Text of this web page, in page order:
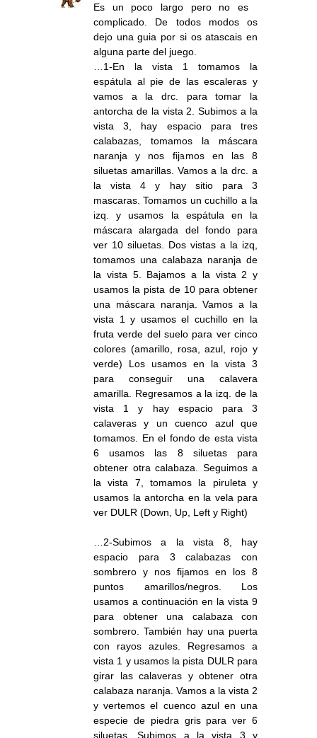
Es un poco largo pero no es
complicado. De todos modos os
dejo una guia por si os atascais en
alguna parte del juego.
…1-En la vista 1 tomamos la
espátula al pie de las escaleras y
vamos a la drc. para tomar la
antorcha de la vista 2. Subimos a la
vista 3, hay espacio para tres
calabazas, tomamos la máscara
naranja y nos fijamos en las 8
siluetas amarillas. Vamos a la drc. a
la vista 4 y hay sitio para 3
mascaras. Tomamos un cuchillo a la
izq. y usamos la espátula en la
máscara alargada del fondo para
ver 10 siluetas. Dos vistas a la izq,
tomamos una calabaza naranja de
la vista 5. Bajamos a la vista 2 y
usamos la pista de 10 para obtener
una máscara naranja. Vamos a la
vista 1 y usamos el cuchillo en la
fruta verde del suelo para ver cinco
colores (amarillo, rosa, azul, rojo y
verde) Los usamos en la vista 3
para conseguir una calavera
amarilla. Regresamos a la izq. de la
vista 1 y hay espacio para 3
calaveras y un cuenco azul que
tomamos. En el fondo de esta vista
6 usamos las 8 siluetas para
obtener otra calabaza. Seguimos a
la vista 7, tomamos la piruleta y
usamos la antorcha en la vela para
ver DULR (Down, Up, Left y Right)
…2-Subimos a la vista 8, hay
espacio para 3 calabazas con
sombrero y nos fijamos en los 8
puntos amarillos/negros. Los
usamos a continuación en la vista 9
para obtener una calabaza con
sombrero. También hay una puerta
con rayos azules. Regresamos a
vista 1 y usamos la pista DULR para
girar las calaveras y obtener otra
calabaza naranja. Vamos a la vista 2
y vertemos el cuenco azul en una
especie de piedra gris para ver 6
siluetas. Subimos a la vista 3 y